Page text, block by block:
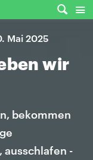
Mai 2025
wir
bekommen
ausschlafen -